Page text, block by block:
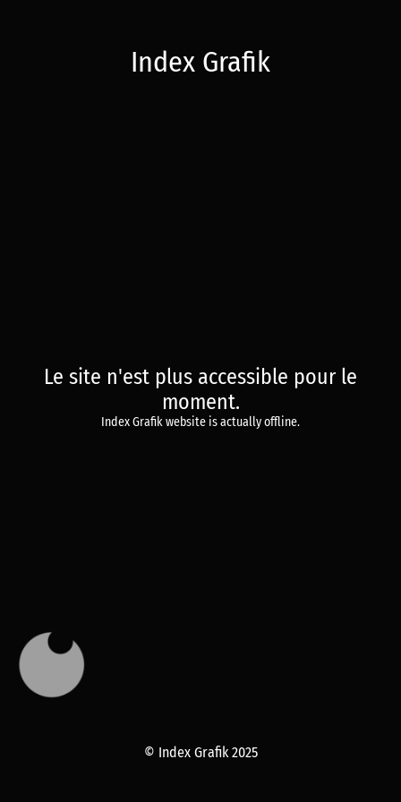
Index Grafik
Le site n'est plus accessible pour le
moment.
Index Grafik website is actually offline.
© Index Grafik 2025